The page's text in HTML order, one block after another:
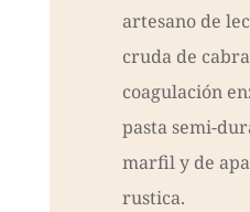
artesano de
cruda de
coagulación
pasta semi-
marfil y de
rustica.